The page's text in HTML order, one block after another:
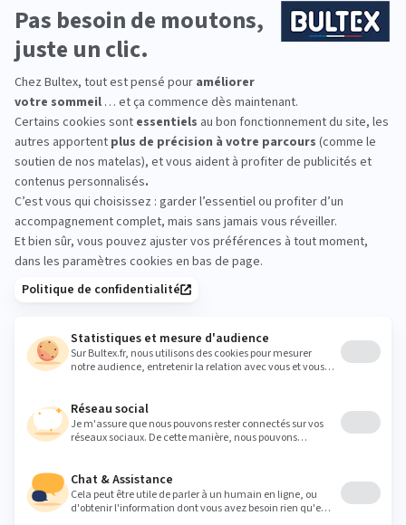
aux adultes, en choisissant la taille et le confort
adaptés à chacun.
*Marque la plus détenue : 18 599 personnes
interrogées de février 2019 à mars 2025. Institut
Iligo.
CAPTAIN OLIVER VAUX
SUR MER : essayez avant
d’acheter
Un essai en magasin aide à trancher. Allongez‑vous
quelques minutes, changez de position et
comparez les sensations. L’équipe sur place vous
accompagne pour valider la bonne fermeté et la
bonne association matelas + sommier.
royan2@captainoliver.fr
Mardi 14:30 - 19:00
10:00 - 12:30
Jeudi
Vendredi 10:00 - 12:30 14:30 - 19:00